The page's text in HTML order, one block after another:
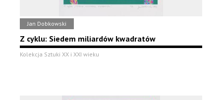
Jan Dobkowski
Z cyklu: Siedem miliardów kwadratów
Kolekcja Sztuki XX i XXI wieku